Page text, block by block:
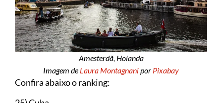
Amesterdã, Holanda
Imagem de Laura Montagnanipor Pixabay
Confira abaixo o ranking: